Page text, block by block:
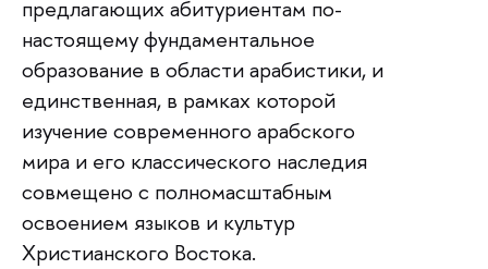
предлагающих абитуриентам по-
настоящему фундаментальное
образование в области арабистики, и
единственная, в рамках которой
изучение современного арабского
мира и его классического наследия
совмещено с полномасштабным
освоением языков и культур
Христианского Востока.